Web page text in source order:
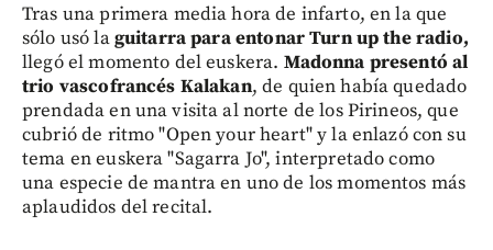
Tras una primera media hora de infarto, en la que
sólo usó laguitarra para entonar Turn up the radio,
llegó el momento del euskera. Madonna presentó al
trio vascofrancés Kalakan, de quien había quedado
prendada en una visita al norte de los Pirineos, que
cubrió de ritmo "Open your heart" y la enlazó con su
tema en euskera "Sagarra Jo", interpretado como
una especie de mantra en uno de los momentos más
aplaudidos del recital.